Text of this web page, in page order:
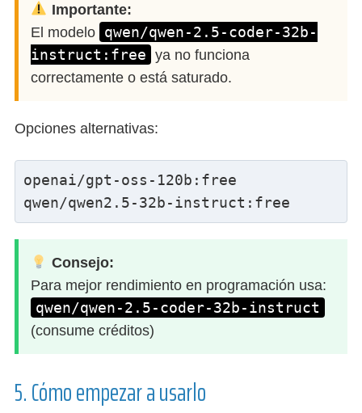
Importante:
El modelo qwen/qwen-2.5-coder-32b-
instruct:free ya no funciona
correctamente o está saturado.
Opciones alternativas:
openai/gpt-oss-120b:free
qwen/qwen2.5-32b-instruct:free
Consejo:
Para mejor rendimiento en programación usa:
qwen/qwen-2.5-coder-32b-instruct
(consume créditos)
5. Cómo empezar a usarlo